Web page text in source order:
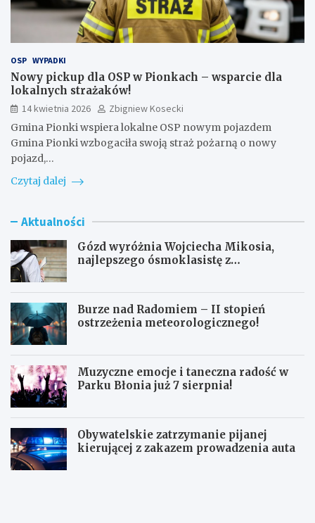
OSP WYPADKI
Nowy pickup dla OSP w Pionkach – wsparcie dla
lokalnych strażaków!
14 kwietnia 2026
Zbigniew Kosecki
Gmina Pionki wspiera lokalne OSP nowym pojazdem
Gmina Pionki wzbogaciła swoją straż pożarną o nowy
pojazd,…
Czytaj dalej
Aktualności
Gózd wyróżnia Wojciecha Mikosia,
najlepszego ósmoklasistę z
Burze nad Radomiem – II stopień
ostrzeżenia meteorologicznego!
Muzyczne emocje i taneczna radość w
Parku Błonia już 7 sierpnia!
Obywatelskie zatrzymanie pijanej
kierującej z zakazem prowadzenia auta
G
B